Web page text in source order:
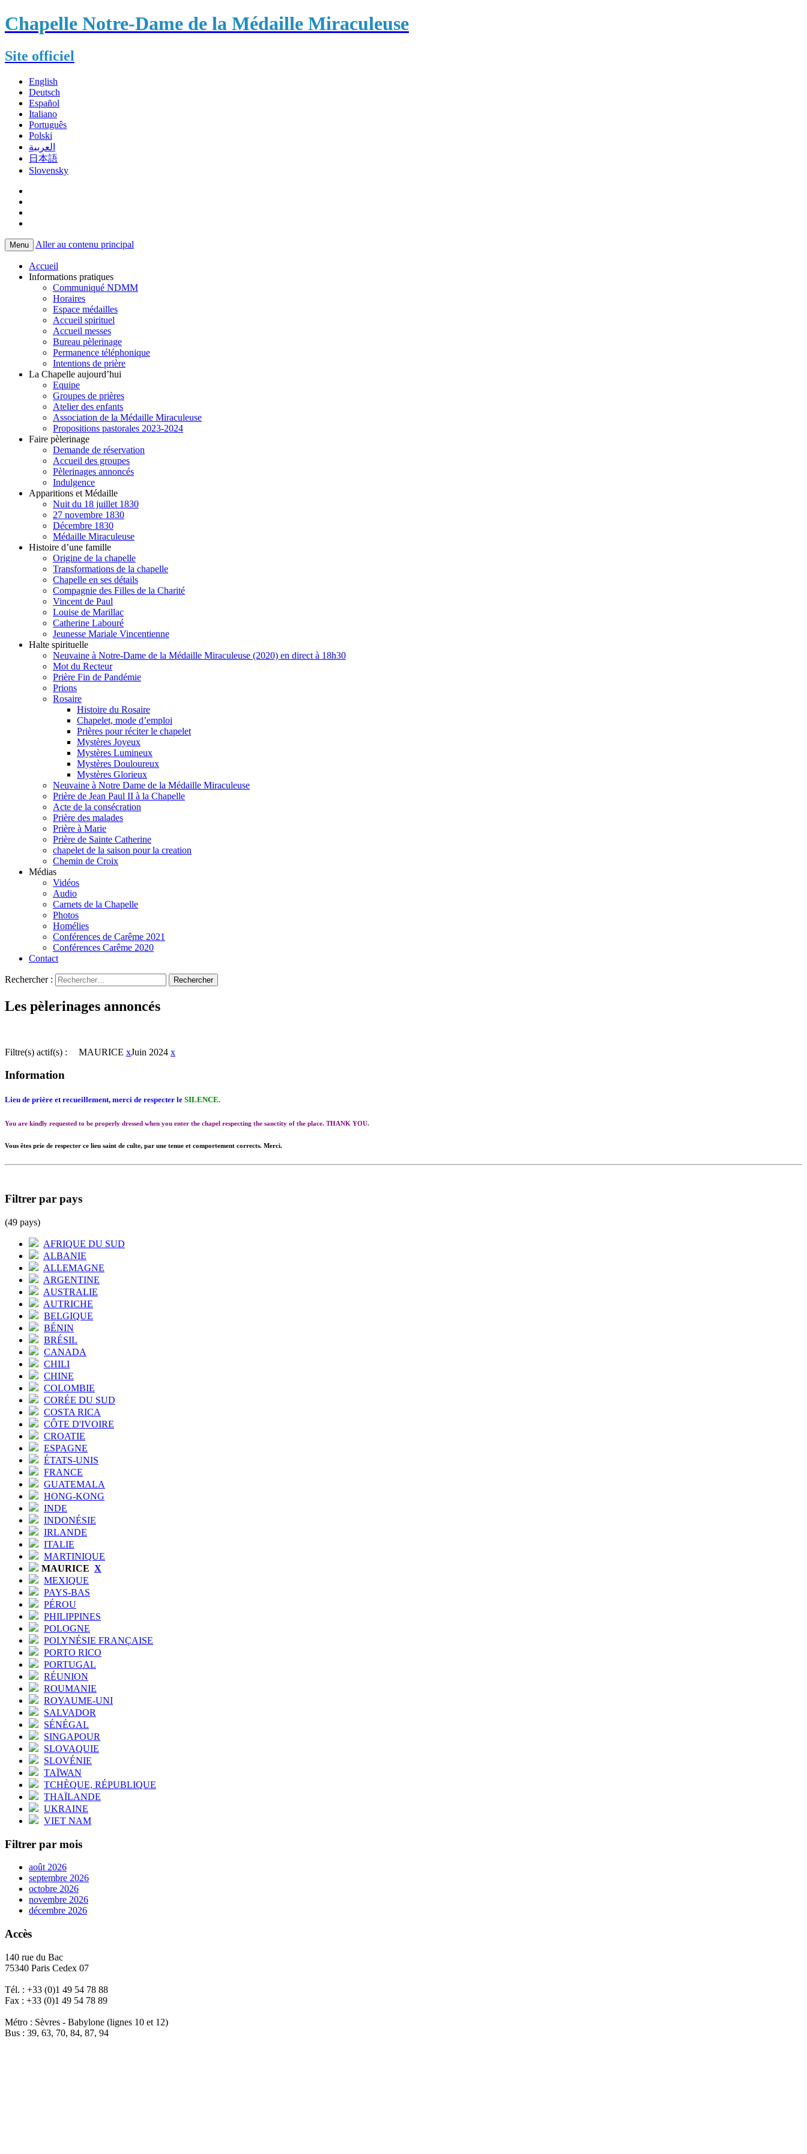
Chapelle Notre-Dame de la Médaille Miraculeuse
Site officiel
English
Deutsch
Español
Italiano
Português
Polski
العربية
日本語
Slovensky
Menu Aller au contenu principal
Accueil
Informations pratiques
Communiqué NDMM
Horaires
Espace médailles
Accueil spirituel
Accueil messes
Bureau pèlerinage
Permanence téléphonique
Intentions de prière
La Chapelle aujourd’hui
Equipe
Groupes de prières
Atelier des enfants
Association de la Médaille Miraculeuse
Propositions pastorales 2023-2024
Faire pèlerinage
Demande de réservation
Accueil des groupes
Pèlerinages annoncés
Indulgence
Apparitions et Médaille
Nuit du 18 juillet 1830
27 novembre 1830
Décembre 1830
Médaille Miraculeuse
Histoire d’une famille
Origine de la chapelle
Transformations de la chapelle
Chapelle en ses détails
Compagnie des Filles de la Charité
Vincent de Paul
Louise de Marillac
Catherine Labouré
Jeunesse Mariale Vincentienne
Halte spirituelle
Neuvaine à Notre-Dame de la Médaille Miraculeuse (2020) en direct à 18h30
Mot du Recteur
Prière Fin de Pandémie
Prions
Rosaire
Histoire du Rosaire
Chapelet, mode d’emploi
Prières pour réciter le chapelet
Mystères Joyeux
Mystères Lumineux
Mystères Douloureux
Mystères Glorieux
Neuvaine à Notre Dame de la Médaille Miraculeuse
Prière de Jean Paul II à la Chapelle
Acte de la consécration
Prière des malades
Prière à Marie
Prière de Sainte Catherine
chapelet de la saison pour la creation
Chemin de Croix
Médias
Vidéos
Audio
Carnets de la Chapelle
Photos
Homélies
Conférences de Carême 2021
Conférences Carême 2020
Contact
Rechercher :
Les pèlerinages annoncés
Filtre(s) actif(s) : MAURICE xJuin 2024 x
Information
Lieu de prière et recueillement, merci de respecter le SILENCE.
You are kindly requested to be properly dressed when you enter the chapel respecting the sanctity of the place. THANK YOU.
Vous êtes prie de respecter ce lieu saint de culte, par une tenue et comportement corrects. Merci.
Filtrer par pays
(49 pays)
AFRIQUE DU SUD
ALBANIE
ALLEMAGNE
ARGENTINE
AUSTRALIE
AUTRICHE
BELGIQUE
BÉNIN
BRÉSIL
CANADA
CHILI
CHINE
COLOMBIE
CORÉE DU SUD
COSTA RICA
CÔTE D'IVOIRE
CROATIE
ESPAGNE
ÉTATS-UNIS
FRANCE
GUATEMALA
HONG-KONG
INDE
INDONÉSIE
IRLANDE
ITALIE
MARTINIQUE
MAURICE X
MEXIQUE
PAYS-BAS
PÉROU
PHILIPPINES
POLOGNE
POLYNÉSIE FRANÇAISE
PORTO RICO
PORTUGAL
RÉUNION
ROUMANIE
ROYAUME-UNI
SALVADOR
SÉNÉGAL
SINGAPOUR
SLOVAQUIE
SLOVÉNIE
TAÏWAN
TCHÈQUE, RÉPUBLIQUE
THAÏLANDE
UKRAINE
VIET NAM
Filtrer par mois
août 2026
septembre 2026
octobre 2026
novembre 2026
décembre 2026
Accès
140 rue du Bac
75340 Paris Cedex 07
Tél. : +33 (0)1 49 54 78 88
Fax : +33 (0)1 49 54 78 89
Métro : Sèvres - Babylone (lignes 10 et 12)
Bus : 39, 63, 70, 84, 87, 94